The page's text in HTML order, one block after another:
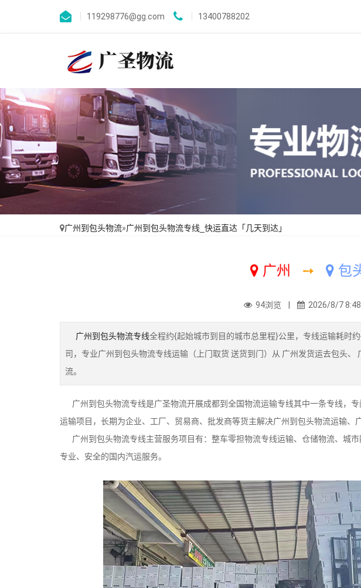
119298776@gg.com 13400788202
广州到包头物流»广州到包头物流专线_快运直达「几天到达」
广州 ➙ 包
94浏览 | 2026/8/7
广州到包头物流专线全程约{起始城市到目的城市总里程}公里，专线运输耗时
司，专业广州到包头物流专线运输（上门取货 送货到门）从 广州发货运去包头
流。
广州到包头物流专线是广圣物流开展成都到全国物流运输专线其中一条专线，
运输项目，长期为企业、工厂、贸易商、批发商等货主解决广州到包头物流运输、
广州到包头物流专线主营服务项目有：整车零担物流专线运输、仓储物流、城
专业、安全的国内汽运服务。